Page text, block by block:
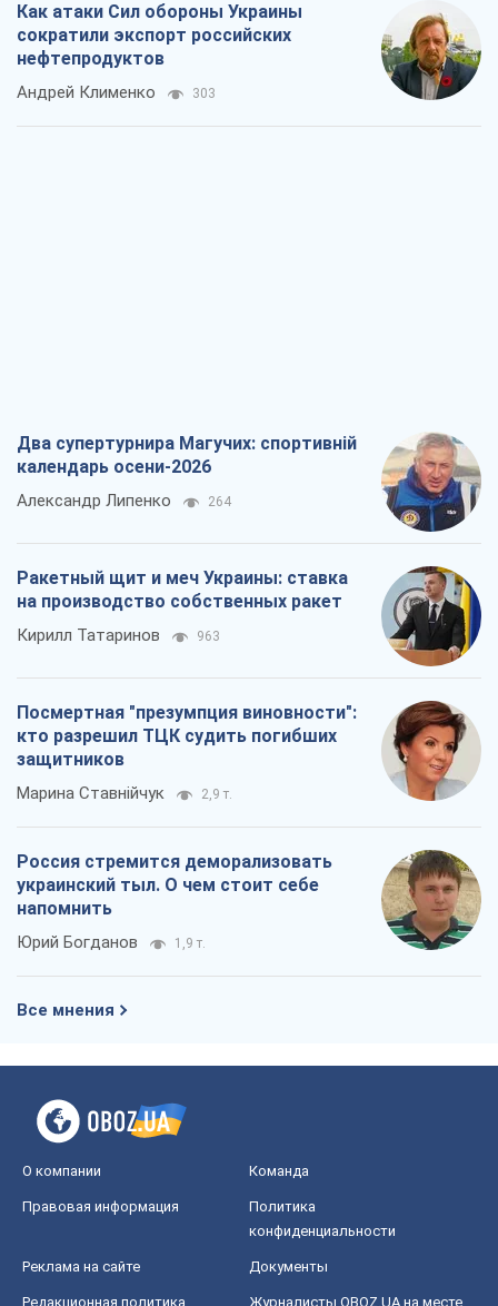
Как атаки Сил обороны Украины
сократили экспорт российских
нефтепродуктов
Андрей Клименко 303
Два супертурнира Магучих: спортивній
календарь осени-2026
Александр Липенко 264
Ракетный щит и меч Украины: ставка
на производство собственных ракет
Кирилл Татаринов 963
Посмертная "презумпция виновности":
кто разрешил ТЦК судить погибших
защитников
Марина Ставнійчук 2,9 т.
Россия стремится деморализовать
украинский тыл. О чем стоит себе
напомнить
Юрий Богданов 1,9 т.
Все мнения
О компании Команда
Правовая информация
Политика
конфиденциальности
Реклама на сайте Документы
Редакционная политика
Журналисты OBOZ.UA на месте